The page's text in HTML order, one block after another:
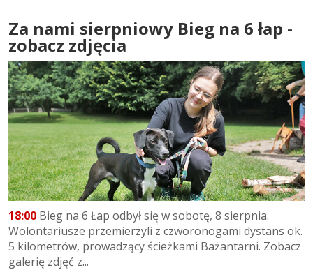
Za nami sierpniowy Bieg na 6 łap -
zobacz zdjęcia
18:00 Bieg na 6 Łap odbył się w sobotę, 8 sierpnia.
Wolontariusze przemierzyli z czworonogami dystans ok.
5 kilometrów, prowadzący ścieżkami Bażantarni. Zobacz
galerię zdjęć z...